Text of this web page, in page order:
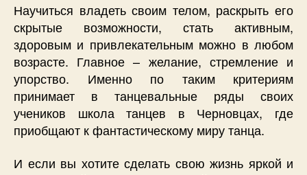
Научиться владеть своим телом, раскрыть его
скрытые возможности, стать активным,
здоровым и привлекательным можно в любом
возрасте. Главное – желание, стремление и
упорство. Именно по таким критериям
принимает в танцевальные ряды своих
учеников школа танцев в Черновцах, где
приобщают к фантастическому миру танца.
И если вы хотите сделать свою жизнь яркой и